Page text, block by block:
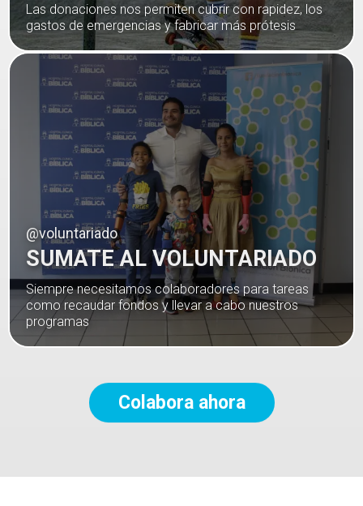
Las donaciones nos permiten cubrir con rapidez, los
gastos de emergencias y fabricar más prótesis
@voluntariado
SUMATE AL VOLUNTARIADO
Siempre necesitamos colaboradores para tareas
como recaudar fondos y llevar a cabo nuestros
programas
Colabora ahora